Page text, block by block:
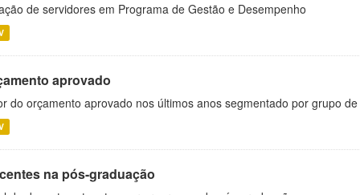
de servidores em Programa de Gestão e Desempenho
aprovado
do orçamento aprovado nos últimos anos segmentado por grupo
na pós-graduação